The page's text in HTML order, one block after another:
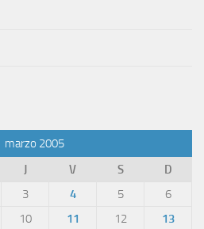
marzo 2005
J V S
D
3 4 5
6
10 11 12
13